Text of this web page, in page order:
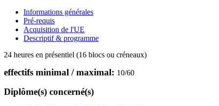
Informations générales
Pré-requis
Acquisition de l'UE
Descriptif & programme
24 heures en présentiel (16 blocs ou créneaux)
effectifs minimal / maximal: 10/60
Diplôme(s) concerné(s)